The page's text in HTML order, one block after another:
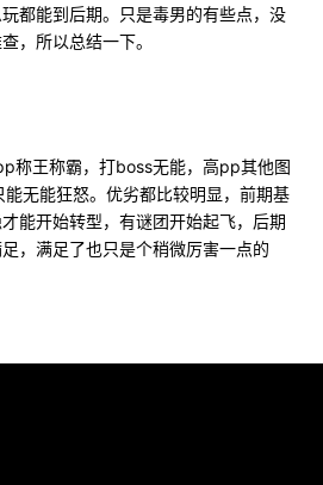
都能到后期。只是毒男的有些点，没
，所以总结一下。
称王称霸，打boss无能，高pp其他图
无能狂怒。优劣都比较明显，前期基
能开始转型，有谜团开始起飞，后期
，满足了也只是个稍微厉害一点的